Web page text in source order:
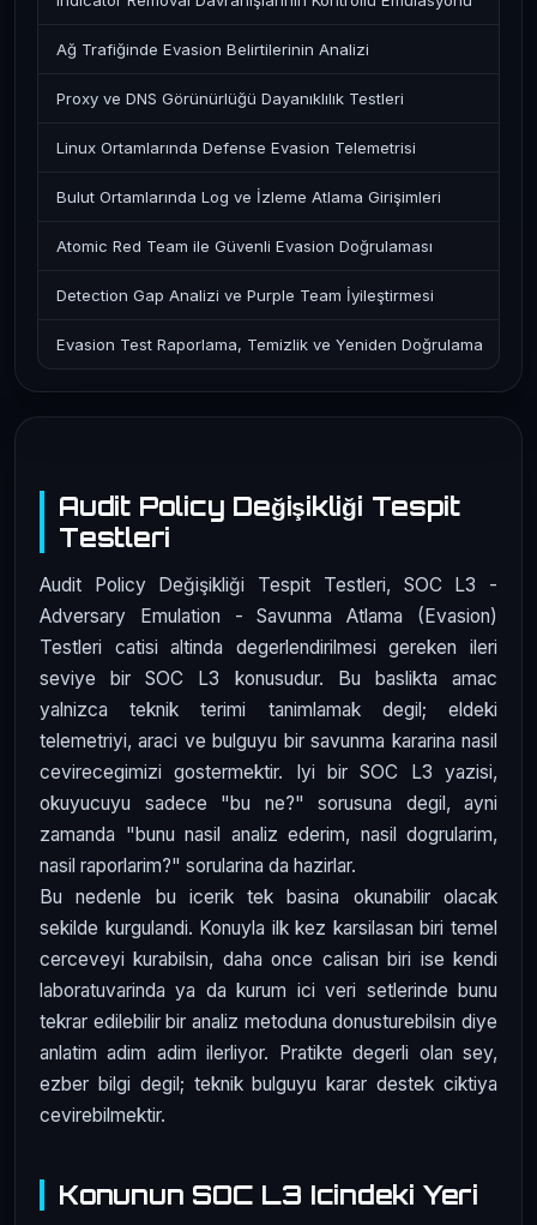
Audit Policy Değişikliği Tespit
Testleri
Audit Policy Değişikliği Tespit Testleri, SOC L3 -
Adversary Emulation - Savunma Atlama (Evasion)
Testleri catisi altinda degerlendirilmesi gereken ileri
seviye bir SOC L3 konusudur. Bu baslikta amac
yalnizca teknik terimi tanimlamak degil; eldeki
telemetriyi, araci ve bulguyu bir savunma kararina nasil
cevirecegimizi gostermektir. Iyi bir SOC L3 yazisi,
okuyucuyu sadece "bu ne?" sorusuna degil, ayni
zamanda "bunu nasil analiz ederim, nasil dogrularim,
nasil raporlarim?" sorularina da hazirlar.
Bu nedenle bu icerik tek basina okunabilir olacak
sekilde kurgulandi. Konuyla ilk kez karsilasan biri temel
cerceveyi kurabilsin, daha once calisan biri ise kendi
laboratuvarinda ya da kurum ici veri setlerinde bunu
tekrar edilebilir bir analiz metoduna donusturebilsin diye
anlatim adim adim ilerliyor. Pratikte degerli olan sey,
ezber bilgi degil; teknik bulguyu karar destek ciktiya
cevirebilmektir.
Konunun SOC L3 Icindeki Yeri
Ağ Trafiğinde Evasion Belirtilerinin Analizi
Proxy ve DNS Görünürlüğü Dayanıklılık Testleri
Linux Ortamlarında Defense Evasion Telemetrisi
Bulut Ortamlarında Log ve İzleme Atlama Girişimleri
Atomic Red Team ile Güvenli Evasion Doğrulaması
Detection Gap Analizi ve Purple Team İyileştirmesi
Evasion Test Raporlama, Temizlik ve Yeniden Doğrulama